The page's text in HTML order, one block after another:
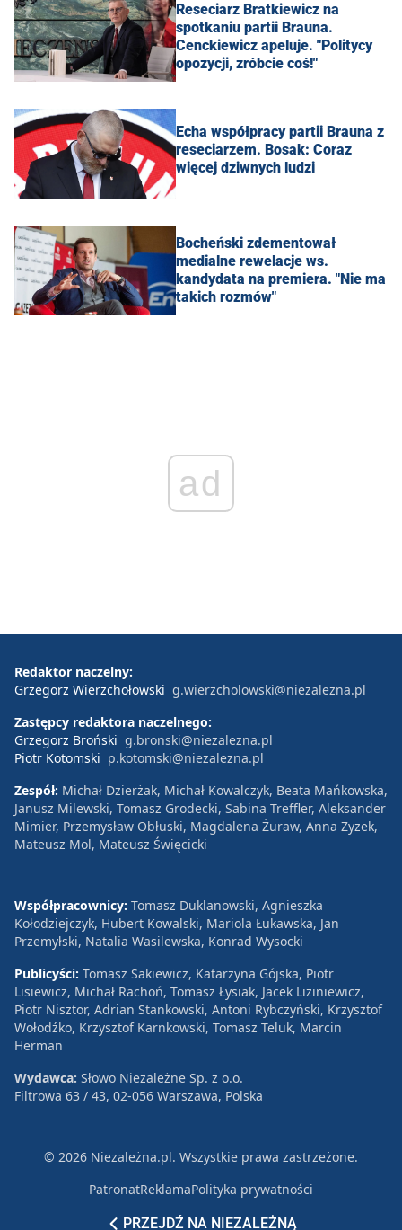
Reseciarz Bratkiewicz na
spotkaniu partii Brauna.
Cenckiewicz apeluje. "Politycy
opozycji, zróbcie coś!"
Echa współpracy partii Brauna z
reseciarzem. Bosak: Coraz
więcej dziwnych ludzi
Bocheński zdementował
medialne rewelacje ws.
kandydata na premiera. "Nie ma
takich rozmów"
ad
PRZEJDŹ NA NIEZALEŻNĄ
Redaktor naczelny:
Grzegorz Wierzchołowski g.wierzcholowski@niezalezna.pl
Zastępcy redaktora naczelnego:
Grzegorz Broński g.bronski@niezalezna.pl
Piotr Kotomski p.kotomski@niezalezna.pl
Zespół: Michał Dzierżak, Michał Kowalczyk, Beata Mańkowska,
Janusz Milewski, Tomasz Grodecki, Sabina Treffler, Aleksander
Mimier, Przemysław Obłuski, Magdalena Żuraw, Anna Zyzek,
Mateusz Mol, Mateusz Święcicki
Współpracownicy: Tomasz Duklanowski, Agnieszka
Kołodziejczyk, Hubert Kowalski, Mariola Łukawska, Jan
Przemyłski, Natalia Wasilewska, Konrad Wysocki
Publicyści: Tomasz Sakiewicz, Katarzyna Gójska, Piotr
Lisiewicz, Michał Rachoń, Tomasz Łysiak, Jacek Liziniewicz,
Piotr Nisztor, Adrian Stankowski, Antoni Rybczyński, Krzysztof
Wołodźko, Krzysztof Karnkowski, Tomasz Teluk, Marcin
Herman
Wydawca: Słowo Niezależne Sp. z o.o.
Filtrowa 63 / 43, 02-056 Warszawa, Polska
© 2026 Niezależna.pl. Wszystkie prawa zastrzeżone.
PatronatReklamaPolityka prywatności